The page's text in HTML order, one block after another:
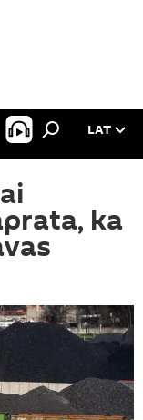
LAT
ka